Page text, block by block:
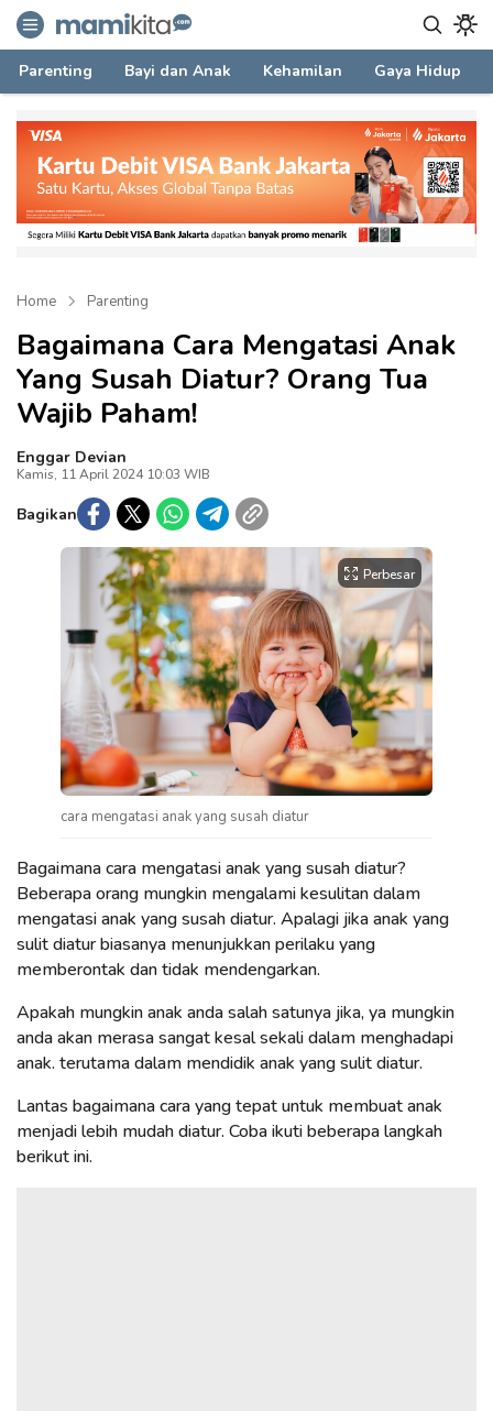
mamikita.com
Informasi Parenting untuk Mami Milenial
Parenting Bayi dan Anak Kehamilan Gaya Hidup
Home Parenting
Bagaimana Cara Mengatasi Anak
Yang Susah Diatur? Orang Tua
Wajib Paham!
Enggar Devian
Kamis, 11 April 2024 10:03 WIB
Bagikan
Perbesar
cara mengatasi anak yang susah diatur
Bagaimana cara mengatasi anak yang susah diatur?
Beberapa orang mungkin mengalami kesulitan dalam
mengatasi anak yang susah diatur. Apalagi jika anak yang
sulit diatur biasanya menunjukkan perilaku yang
memberontak dan tidak mendengarkan.
Apakah mungkin anak anda salah satunya jika, ya mungkin
anda akan merasa sangat kesal sekali dalam menghadapi
anak. terutama dalam mendidik anak yang sulit diatur.
Lantas bagaimana cara yang tepat untuk membuat anak
menjadi lebih mudah diatur. Coba ikuti beberapa langkah
berikut ini.